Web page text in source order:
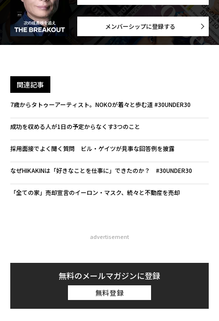
メンバーシップに登録する
関連記事
7歳からタトゥーアーティスト。NOKOが着々と歩む道 #30UNDER30
成功を収める人が1日の予定からなくす3つのこと
採用面接でよく聞く質問 ビル・ゲイツが見事な回答例を披露
なぜHIKAKINは「好きなことを仕事に」できたのか？ #30UNDER30
「全ての家」売却宣言のイーロン・マスク、続々と不動産を売却
advertisement
無料のメールマガジンに登録
無料登録